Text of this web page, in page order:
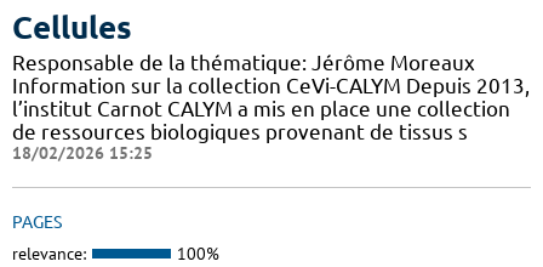
Cellules
Responsable de la thématique: Jérôme Moreaux
Information sur la collection CeVi-CALYM Depuis 2013,
l’institut Carnot CALYM a mis en place une collection
de ressources biologiques provenant de tissus s
18/02/2026 15:25
PAGES
relevance: 100%